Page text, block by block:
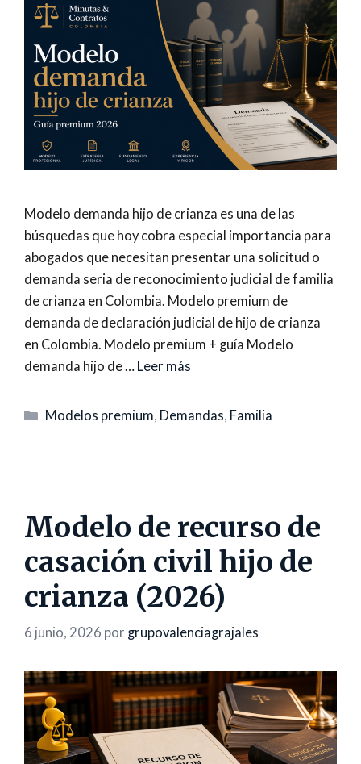
Modelo demanda hijo de crianza es una de las
búsquedas que hoy cobra especial importancia para
abogados que necesitan presentar una solicitud o
demanda seria de reconocimiento judicial de familia
de crianza en Colombia. Modelo premium de
demanda de declaración judicial de hijo de crianza
en Colombia. Modelo premium + guía Modelo
demanda hijo de … Leer más
Categorías
Modelos premium, Demandas, Familia
Modelo de recurso de
casación civil hijo de
crianza (2026)
6 junio, 2026 por grupovalenciagrajales